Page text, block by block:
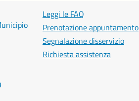
Leggi le FAQ
Prenotazione appuntamento
Segnalazione disservizio
Richiesta assistenza